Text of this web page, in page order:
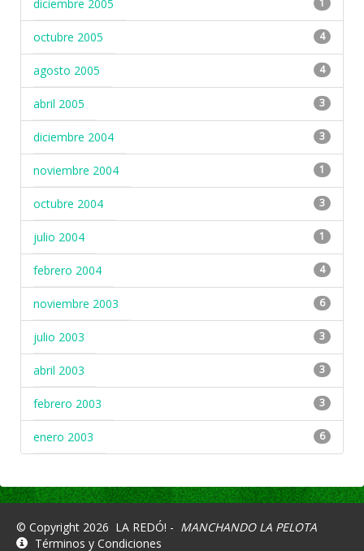
diciembre 2005 1
octubre 2005 4
agosto 2005 4
abril 2005 3
diciembre 2004 3
noviembre 2004 1
octubre 2004 3
julio 2004 1
febrero 2004 4
noviembre 2003 6
julio 2003 3
abril 2003 3
febrero 2003 3
enero 2003 6
© Copyright 2026 LA REDÓ! - MANCHANDO LA PELOTA
Términos y Condiciones